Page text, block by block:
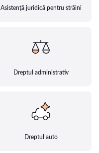
Asistență juridică pentru străini
Dreptul administrativ
Dreptul auto